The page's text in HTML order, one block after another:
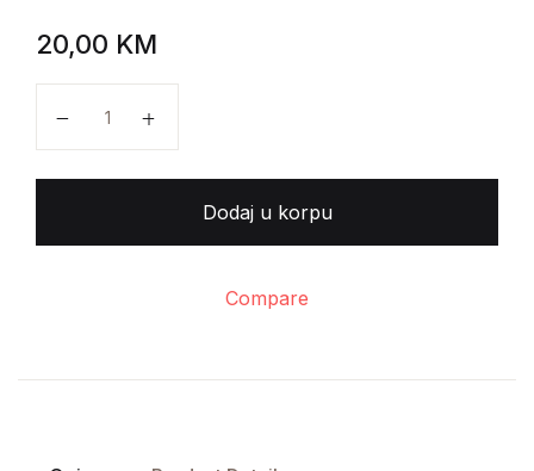
20,00 KM
Dodaj u korpu
Compare